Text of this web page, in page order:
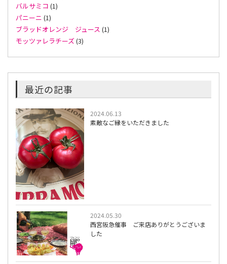
バルサミコ (1)
パニーニ (1)
ブラッドオレンジ ジュース (1)
モッツァレラチーズ(3)
最近の記事
2024.06.13
素敵なご縁をいただきました
2024.05.30
西宮阪急催事 ご来店ありがとうございま
した